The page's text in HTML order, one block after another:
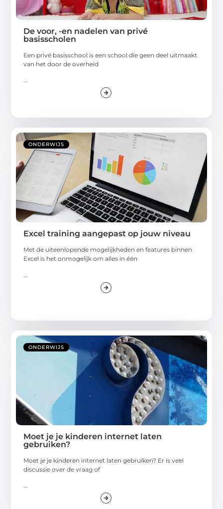
De voor, -en nadelen van privé
basisscholen
Een privé basisschool is een school die geen deel uitmaakt
van het door de overheid
...
ONDERWIJS
Excel training aangepast op jouw niveau
Met de uiteenlopende mogelijkheden en features binnen
Excel is het onmogelijk om alles in één
ONDERWIJS
Moet je je kinderen internet laten
gebruiken?
Moet je je kinderen internet laten gebruiken? Er is veel
discussie over de vraag of